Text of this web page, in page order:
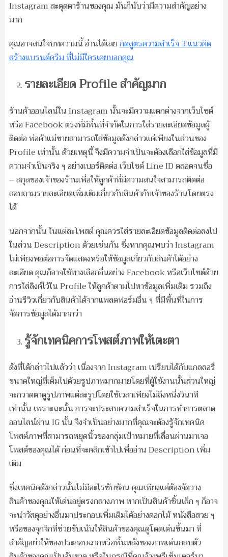
Instagram สะดุดตาร้านของคุณ มันก็นับว่ามีความสำคัญอย่าง
มาก
คุณอาจสนใจบทความนี้ อ่านได้เลยกดสูตรความสำเร็จ 3 แนวคิด
สร้างแบรนด์ครีม ที่ไม่มีใครเคยบอกคุณ
รายละเอียด Profile สำคัญมาก
ร้านค้าออนไลน์ใน Instagram นั้นจะมีความแตกต่างจากเว็บไซต์
หรือ Facebook ตรงที่มีพื้นที่จำกัดในการใส่รายละเอียดข้อมูลผู้
ติดต่อ พ่อค้าแม่ขายสามารถใส่ข้อมูลดังกล่าวแค่เพียงในส่วนของ
Profile เท่านั้น ด้วยเหตุนี้ จึงมีความจำเป็นจะต้องเลือกใส่ข้อมูลที่มี
ความจำเป็นจริง ๆ อย่างเบอร์ติดต่อ เว็บไซต์ Line ID ตลอดจนชื่อ
– สกุลของเจ้าของร้านเพื่อให้ลูกค้าที่มีความสนใจสามารถติดต่อ
สอบถามรายละเอียดเพิ่มเติมเกี่ยวกับสินค้ากับเจ้าของร้านโดยตรง
ได้
นอกจากนั้น ในแต่ละโพสต์ คุณควรใส่รายละเอียดข้อมูลติดต่อลงไป
ในส่วน Description ด้วยเช่นกัน ซึ่งหากคุณพบว่า Instagram
ไม่เพียงพอต่อการจัดแสดงหรือให้ข้อมูลเกี่ยวกับสินค้าได้อย่าง
ละเอียด คุณก็อาจใช้ทางเลือกอื่นอย่าง Facebook หรือเว็บไซต์ด้วย
การใส่ลิงค์ไว้ใน Profile ให้ลูกค้าตามไปหาข้อมูลเพิ่มเติม รวมถึง
อ่านรีวิวเกี่ยวกับสินค้าได้จากแพลตฟอร์มอื่น ๆ ที่มีพื้นที่ในการ
จัดการข้อมูลได้มากกว่า
รู้จักเทคนิคการโพสต์ภาพให้เตะตา
ดังที่ได้กล่าวไปแล้วว่า เนื่องจาก Instagram เปรียบได้กับแกลลอรี่
ขนาดใหญ่ที่เต็มไปด้วยรูปภาพมากมายโดยที่ผู้ใช้งานนั้นส่วนใหญ่
จะกวาดตาดูรูปภาพแต่ละรูปโดยใช้เวลาเพียงไม่ถึงหนึ่งวินาที
เท่านั้น เพราะฉะนั้น การจะประสบความสำเร็จในการทำการตลาด
ออนไลน์ผ่าน IG นั้น จึงจำเป็นอย่างมากที่คุณจะต้องรู้จักเทคนิค
โพสต์ภาพที่สามารถหยุดนิ้วของกลุ่มเป้าหมายที่เลื่อนผ่านมาเจอ
โพสต์ของคุณได้ ก่อนที่จะคลิกเข้าไปเพื่ออ่าน Description เพิ่ม
เติม
ซึ่งเทคนิคดังกล่าวนั้นไม่มีอะไรซับซ้อน คุณเพียงแค่ต้องจัดวาง
สินค้าของคุณให้เด่นอยู่ตรงกลางภาพ หากเป็นสินค้าชิ้นเล็ก ๆ ก็อาจ
จะนำวัสดุอย่างอื่นมาประกอบเพิ่มเติมได้อย่างดอกไม้ หนังสือสวย ๆ
หรือของจุกจิกที่ช่วยขับเน้นให้สินค้าของคุณดูโดดเด่นขึ้นมา ที่
สำคัญอย่าให้ของประกอบฉากหรือพื้นหลังของภาพเด่นกลบตัว